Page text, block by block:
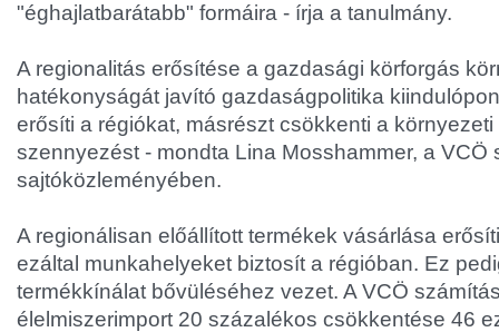
"éghajlatbarátabb" formáira - írja a tanulmány.
A regionalitás erősítése a gazdasági körforgás
hatékonyságát javító gazdaságpolitika
erősíti a régiókat, másrészt csökkenti a
szennyezést - mondta Lina Mosshammer, a VCÖ
sajtóközleményében.
A regionálisan előállított termékek vásárlása
ezáltal munkahelyeket biztosít a régióban. Ez
termékkínálat bővüléséhez vezet. A VCÖ
élelmiszerimport 20 százalékos csökkentése 46